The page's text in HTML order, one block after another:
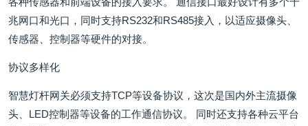
兆网口和光口，同时支持RS232和RS485接入，以适应摄像头、
传感器、控制器等硬件的对接。
协议多样化
智慧灯杆网关必须支持TCP等设备协议，这次是国内外主流摄像
头、LED控制器等设备的工作通信协议。 同时还支持各种云平台